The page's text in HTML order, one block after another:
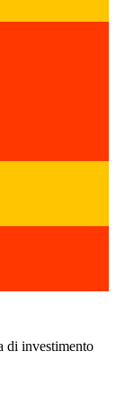
di investimento